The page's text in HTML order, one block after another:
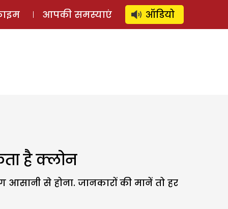
लॉग इन ⚲ SUBSCRIBE
आपकी समस्याएं ऑडियो
है क्लोन
आसानी से होना. जानकारों की मानें तो हर